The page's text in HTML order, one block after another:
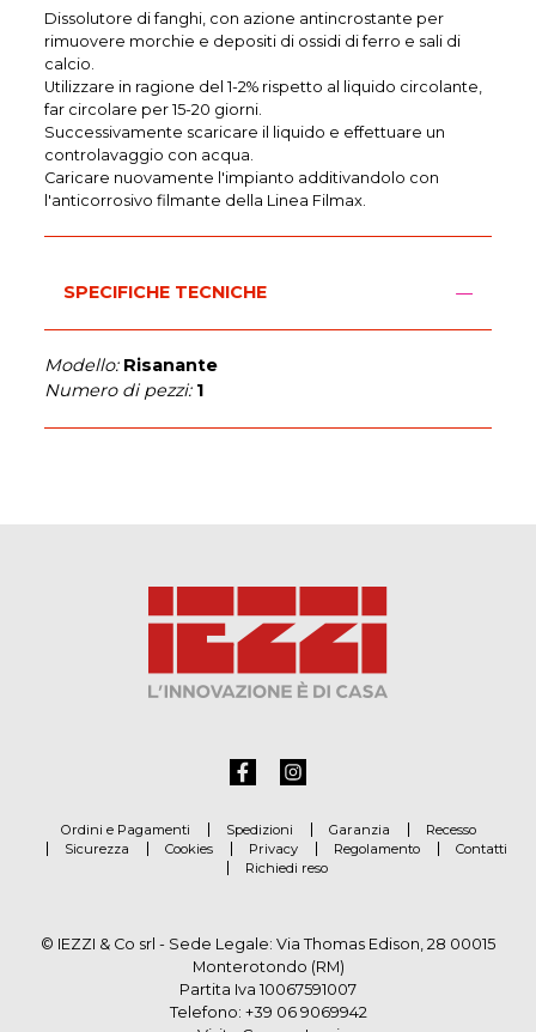
Dissolutore di fanghi, con azione antincrostante per
rimuovere morchie e depositi di ossidi di ferro e sali di
calcio.
Utilizzare in ragione del 1-2% rispetto al liquido circolante,
far circolare per 15-20 giorni.
Successivamente scaricare il liquido e effettuare un
controlavaggio con acqua.
Caricare nuovamente l'impianto additivandolo con
l'anticorrosivo filmante della Linea Filmax.
SPECIFICHE TECNICHE
Modello: Risanante
Numero di pezzi: 1
Ordini e Pagamenti Spedizioni Garanzia
Recesso
Sicurezza
Cookies Privacy Regolamento
Contatti
Richiedi reso
© IEZZI & Co srl - Sede Legale: Via Thomas Edison, 28 00015
Monterotondo (RM)
Partita Iva 10067591007
Telefono: +39 06 9069942